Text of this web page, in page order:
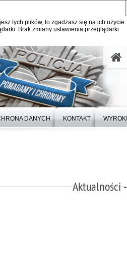
tych plików, to zgadzasz się na ich użycie
Brak zmiany ustawienia przeglądarki
DANYCH KONTAKT
Aktualności